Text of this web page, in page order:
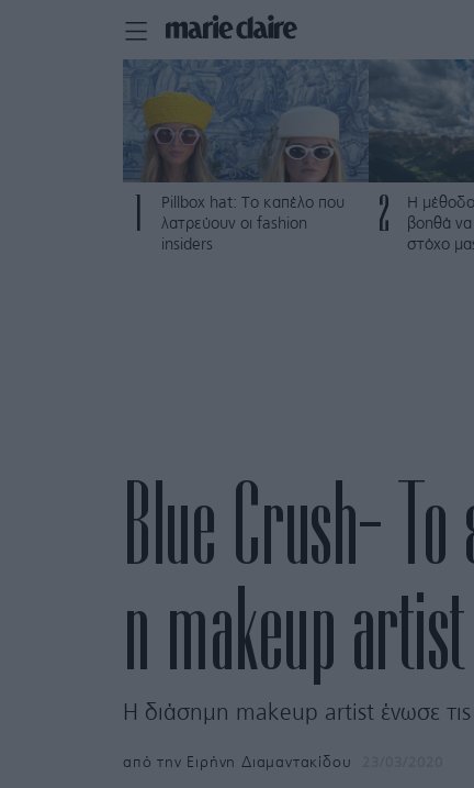
Pillbox hat: Το καπέλο που
λατρεύουν οι fashion
insiders
2
Η
βοηθά
στόχο
Blue Crush- Το
η makeup
Η διάσημη makeup artist ένωσε
από την Ειρήνη Διαμαντακίδου